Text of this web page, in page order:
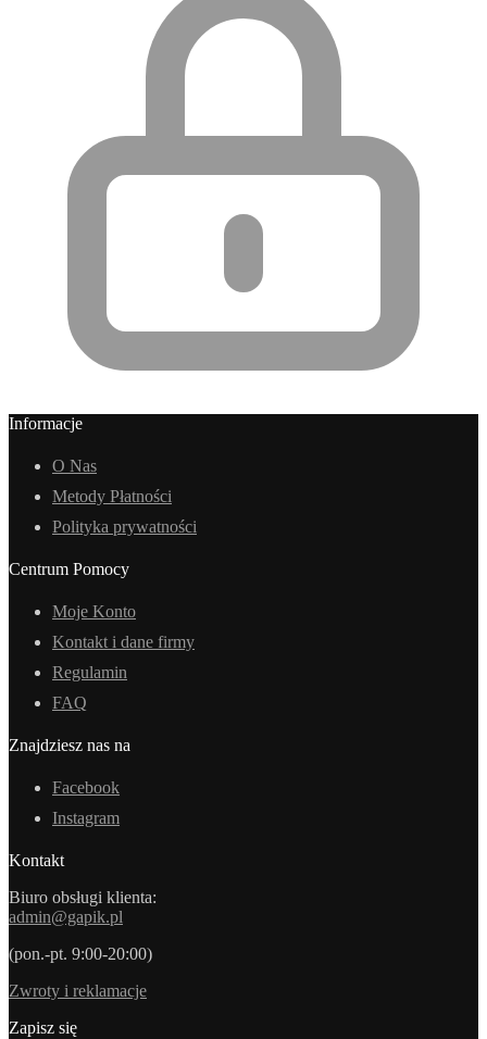
Informacje
O Nas
Metody Płatności
Polityka prywatności
Centrum Pomocy
Moje Konto
Kontakt i dane firmy
Regulamin
FAQ
Znajdziesz nas na
Facebook
Instagram
Kontakt
Biuro obsługi klienta:
admin@gapik.pl
(pon.-pt. 9:00-20:00)
Zwroty i reklamacje
Zapisz się